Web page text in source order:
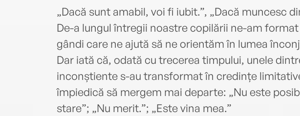
„Dacă sunt amabil, voi fi iubit.”, „Dacă muncesc
De-a lungul întregii noastre copilării ne-am
gândi care ne ajută să ne orientăm în lumea
Dar iată că, odată cu trecerea timpului, unele
inconștiente s-au transformat în credințe
împiedică să mergem mai departe: „Nu este
stare”; „Nu merit.”; „Este vina mea.”